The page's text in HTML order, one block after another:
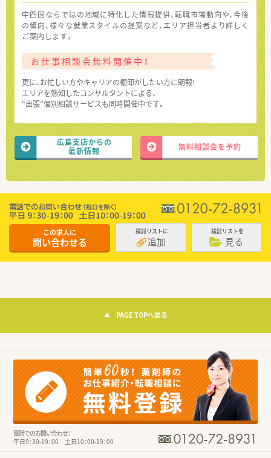
中四国ならではの地域に特化した情報提供、転職市場動向や、今後
の傾向、様々な就業スタイルの提案など、エリア担当者より詳しく
ご案内します。
お仕事相談会無料開催中！
更に、お忙しい方やキャリアの棚卸がしたい方に朗報!
エリアを熟知したコンサルタントによる、
“出張”個別相談サービスも同時開催中です。
広島支店からの
最新情報
無料相談会を予約
この求人に
問い合わせる
検討リストに
追加
検討リストを
見る
PAGE TOPへ戻る
電話でのお問い合わせ：
平日9：30-19：00 土日10：00-19：00